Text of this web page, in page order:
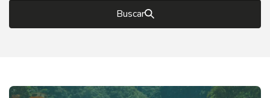
Buscar